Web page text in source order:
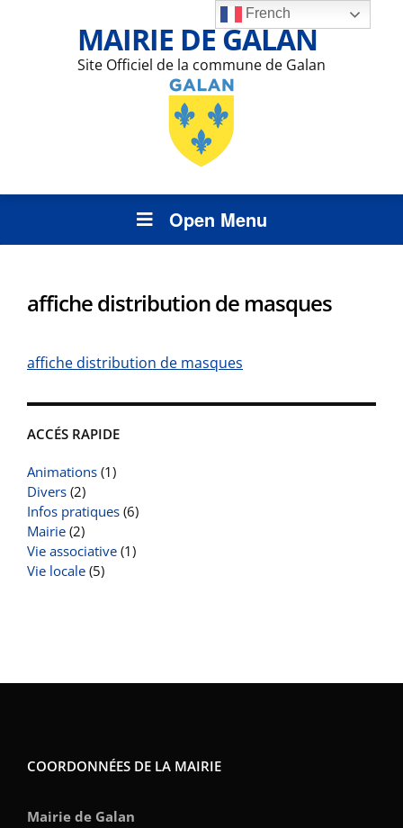
MAIRIE DE GALAN
Site Officiel de la commune de Galan
Open Menu
ACCÉS RAPIDE
Animations (1)
Divers (2)
Infos pratiques (6)
Mairie (2)
Vie associative (1)
Vie locale (5)
affiche distribution de masques
affiche distribution de masques
COORDONNÉES DE LA MAIRIE
Mairie de Galan
French